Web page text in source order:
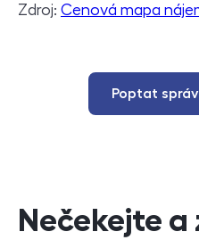
Zdroj: Cenová mapa
Poptat
Nečekejte a